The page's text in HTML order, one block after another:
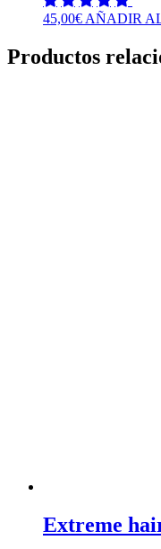
45,00€ AÑADIR
Productos
Extreme